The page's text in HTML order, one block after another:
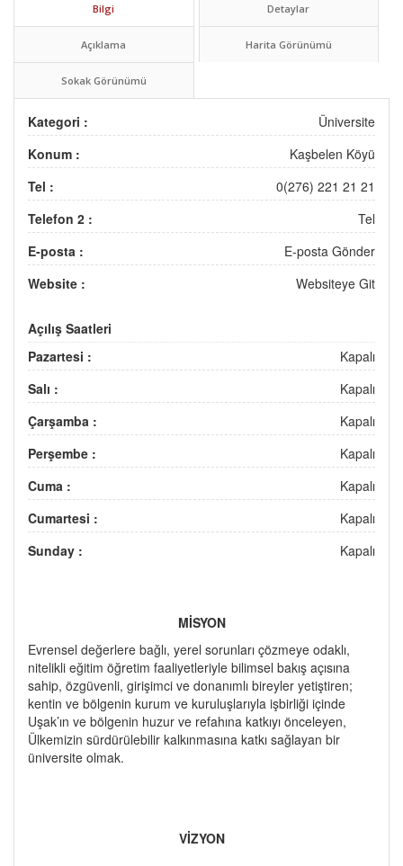
Bilgi Detaylar
Açıklama Harita Görünümü
Sokak Görünümü
Kategori :
Üniversite
Konum :
Kaşbelen Köyü
Tel :
0(276) 221 21 21
Telefon 2 :
Tel
E-posta :
E-posta Gönder
Website :
Websiteye Git
Açılış Saatleri
Pazartesi :
Kapalı
Salı :
Kapalı
Çarşamba :
Kapalı
Perşembe :
Kapalı
Cuma :
Kapalı
Cumartesi :
Kapalı
Sunday :
Kapalı
MİSYON
Evrensel değerlere bağlı, yerel sorunları çözmeye odaklı,
nitelikli eğitim öğretim faaliyetleriyle bilimsel bakış açısına
sahip, özgüvenli, girişimci ve donanımlı bireyler yetiştiren;
kentin ve bölgenin kurum ve kuruluşlarıyla işbirliği içinde
Uşak’ın ve bölgenin huzur ve refahına katkıyı önceleyen,
Ülkemizin sürdürülebilir kalkınmasına katkı sağlayan bir
üniversite olmak.
VİZYON